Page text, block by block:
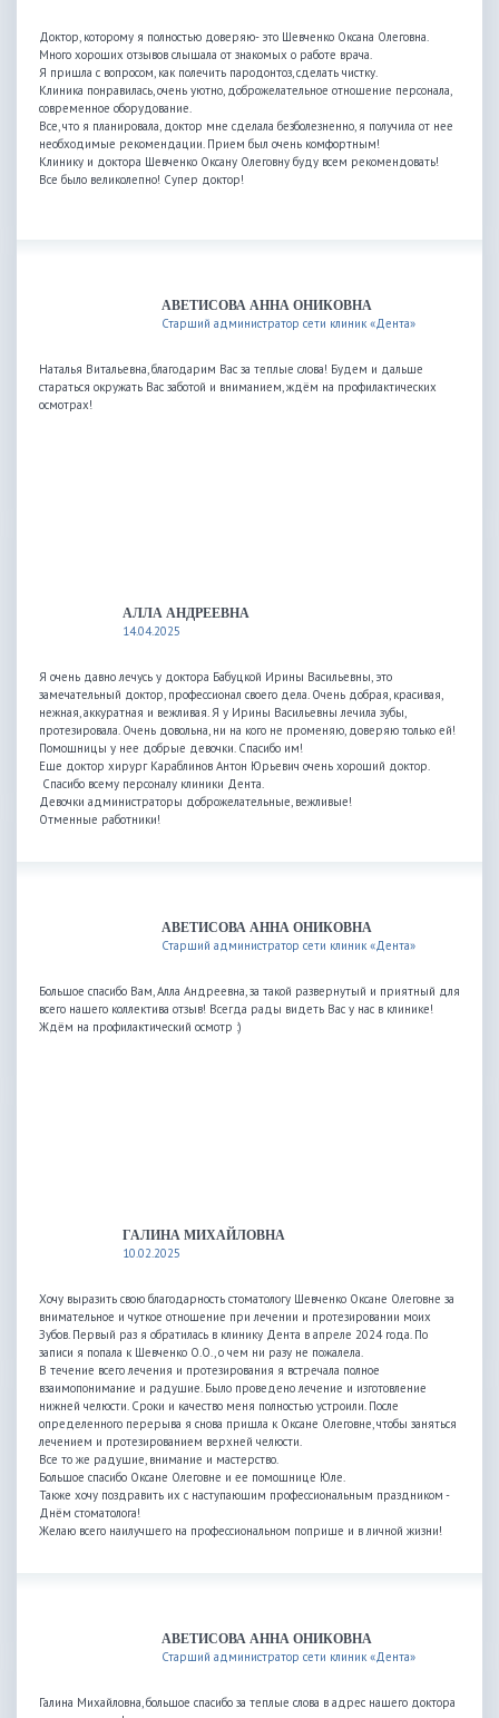
Доктор, которому я полностью доверяю- это Шевченко Оксана Олеговна.
Много хороших отзывов слышала от знакомых о работе врача.
Я пришла с вопросом, как полечить пародонтоз, сделать чистку.
Клиника понравилась, очень уютно, доброжелательное отношение персонала,
современное оборудование.
Все, что я планировала, доктор мне сделала безболезненно, я получила от нее
необходимые рекомендации. Прием был очень комфортным!
Клинику и доктора Шевченко Оксану Олеговну буду всем рекомендовать!
Все было великолепно! Супер доктор!
АВЕТИСОВА АННА ОНИКОВНА
Старший администратор сети клиник «Дента»
Наталья Витальевна, благодарим Вас за теплые слова! Будем и дальше
стараться окружать Вас заботой и вниманием, ждём на профилактических
осмотрах!
АЛЛА АНДРЕЕВНА
14.04.2025
Я очень давно лечусь у доктора Бабуцкой Ирины Васильевны, это
замечательный доктор, профессионал своего дела. Очень добрая, красивая,
нежная, аккуратная и вежливая. Я у Ирины Васильевны лечила зубы,
протезировала. Очень довольна, ни на кого не променяю, доверяю только ей!
Помощницы у нее добрые девочки. Спасибо им!
Еще доктор хирург Караблинов Антон Юрьевич очень хороший доктор.
Спасибо всему персоналу клиники Дента.
Девочки администраторы доброжелательные, вежливые!
Отменные работники!
АВЕТИСОВА АННА ОНИКОВНА
Старший администратор сети клиник «Дента»
Большое спасибо Вам, Алла Андреевна, за такой развернутый и приятный для
всего нашего коллектива отзыв! Всегда рады видеть Вас у нас в клинике!
Ждём на профилактический осмотр :)
ГАЛИНА МИХАЙЛОВНА
10.02.2025
Хочу выразить свою благодарность стоматологу Шевченко Оксане Олеговне за
внимательное и чуткое отношение при лечении и протезировании моих
Зубов. Первый раз я обратилась в клинику Дента в апреле 2024 года. По
записи я попала к Шевченко О.О., о чем ни разу не пожалела.
В течение всего лечения и протезирования я встречала полное
взаимопонимание и радушие. Было проведено лечение и изготовление
нижней челюсти. Сроки и качество меня полностью устроили. После
определенного перерыва я снова пришла к Оксане Олеговне, чтобы заняться
лечением и протезированием верхней челюсти.
Все то же радушие, внимание и мастерство.
Большое спасибо Оксане Олеговне и ее помощнице Юле.
Также хочу поздравить их с наступающим профессиональным праздником -
Днём стоматолога!
Желаю всего наилучшего на профессиональном поприще и в личной жизни!
АВЕТИСОВА АННА ОНИКОВНА
Старший администратор сети клиник «Дента»
Галина Михайловна, большое спасибо за теплые слова в адрес нашего доктора